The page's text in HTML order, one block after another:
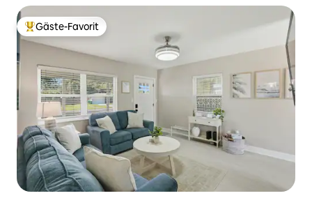
Beliebter Gäste-Favorit.
Gäste-Favorit